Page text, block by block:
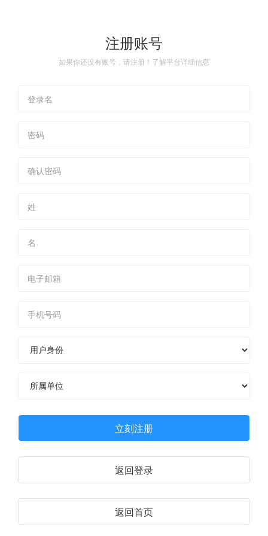
注册账号
如果你还没有账号，请注册！了解平台详细信息
立刻注册
返回登录
返回首页